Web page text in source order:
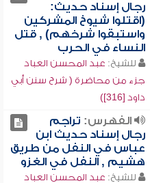
رجال إسناد حديث:
(اقتلوا شيوخ المشركين
واستبقوا شرخهم) , قتل
النساء في الحرب
للشيخ: عبد المحسن العباد
جزء من محاضرة ( شرح سنن أبي
داود [316])
الفهرس: تراجم
رجال إسناد حديث ابن
عباس في النفل من طريق
هشيم , النفل في الغزو
للشيخ: عبد المحسن العباد